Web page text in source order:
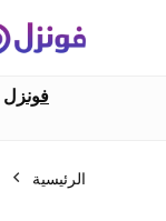
فونزل
الرئيسية